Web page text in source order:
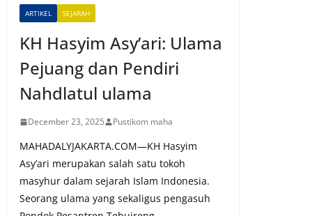
ARTIKEL SEJARAH
KH Hasyim Asy’ari: Ulama
Pejuang dan Pendiri
Nahdlatul ulama
December 23, 2025 Pustikom maha
MAHADALYJAKARTA.COM—KH Hasyim
Asy’ari merupakan salah satu tokoh
masyhur dalam sejarah Islam Indonesia.
Seorang ulama yang sekaligus pengasuh